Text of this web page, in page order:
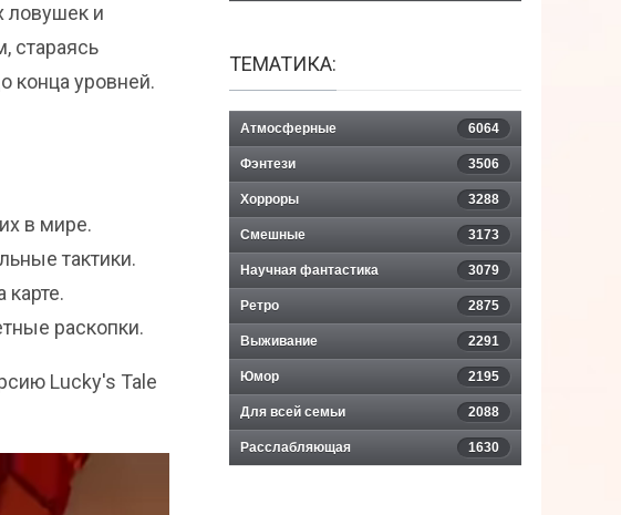
ловушек и
стараясь
конца уровней.
в мире.
тактики.
раскопки.
Lucky's Tale
ТЕМАТИКА:
Атмосферные 6064
Фэнтези 3506
Хорроры 3288
Смешные 3173
Научная фантастика 3079
Ретро 2875
Выживание 2291
Юмор 2195
Для всей семьи 2088
Расслабляющая 1630